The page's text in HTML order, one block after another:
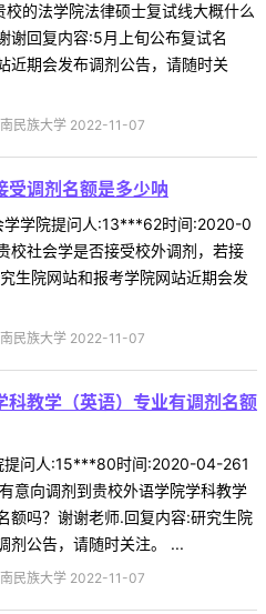
的法学院法律硕士复试线大概什么
谢回复内容:5月上旬公布复试名
近期会发布调剂公告，请随时关
民族大学 2022-11-07
受调剂名额是多少呐
学学院提问人:13***62时间:2020-0
校社会学是否接受校外调剂，若接
生院网站和报考学院网站近期会发
民族大学 2022-11-07
教学（英语）专业有调剂名额
提问人:15***80时间:2020-04-261
意向调剂到贵校外语学院学科教学
额吗？谢谢老师.回复内容:研究生院
剂公告，请随时关注。 ...
民族大学 2022-11-07